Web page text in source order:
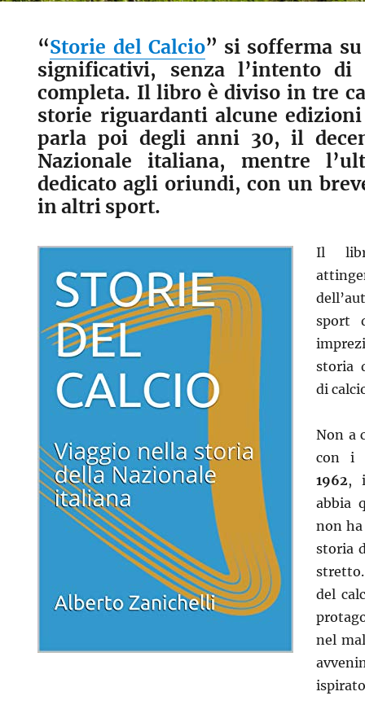
“Storie del Calcio” si sofferma
significativi, senza l’intento
completa. Il libro è diviso in tre
storie riguardanti alcune
parla poi degli anni 30, il
Nazionale italiana, mentre
dedicato agli oriundi, con un
in altri sport.
Il
sport
storia
di
Non a
con i
1962,
abbia
non ha
storia
del
nel